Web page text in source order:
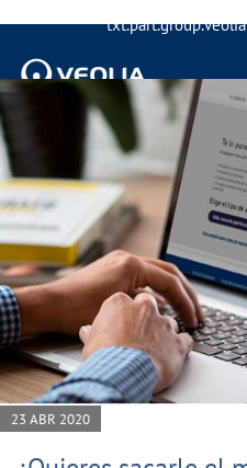
txt.part.group.veolia
23 ABR 2020